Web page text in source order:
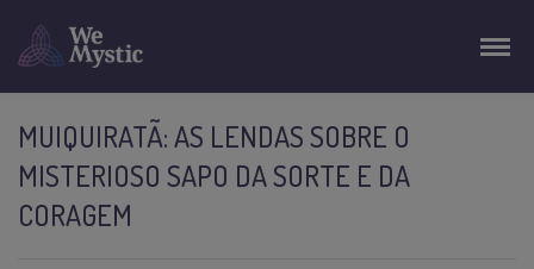
MUIQUIRATÃ: AS LENDAS SOBRE O
MISTERIOSO SAPO DA SORTE E DA
CORAGEM